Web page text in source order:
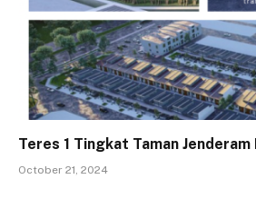
Teres 1 Tingkat Taman
October 21, 2024